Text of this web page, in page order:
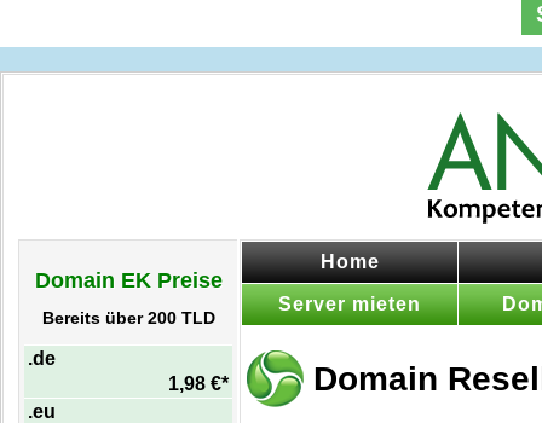
Domain EK Preise
Bereits über 200 TLD
.de
1,98 €*
.eu
Home
Server mieten
Domain